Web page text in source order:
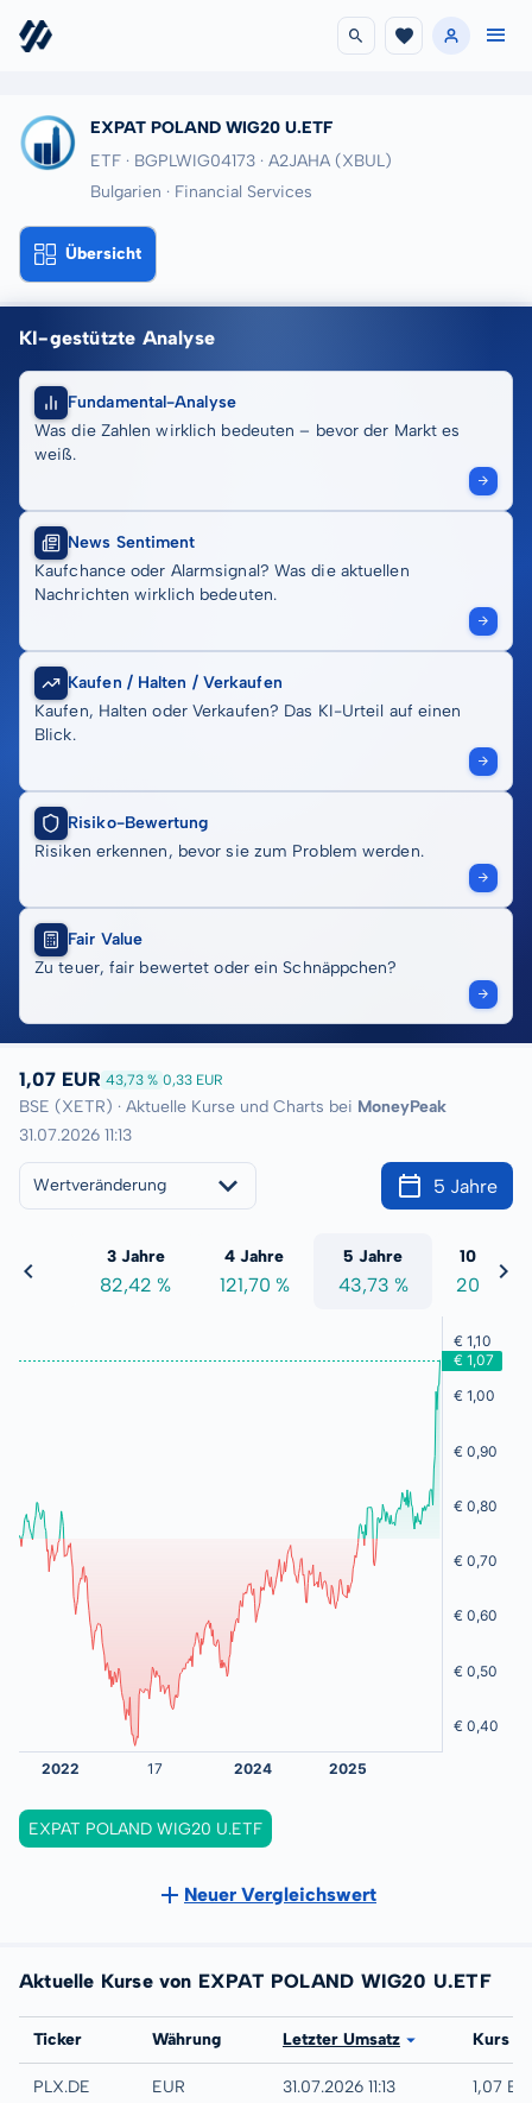
EXPAT POLAND WIG20 U.ETF
ETF · BGPLWIG04173 · A2JAHA (XBUL)
Bulgarien · Financial Services
Übersicht
KI-gestützte Analyse
Fundamental-Analyse
Was die Zahlen wirklich bedeuten – bevor der Markt es
weiß.
News Sentiment
Kaufchance oder Alarmsignal? Was die aktuellen
Nachrichten wirklich bedeuten.
Kaufen / Halten / Verkaufen
Kaufen, Halten oder Verkaufen? Das KI-Urteil auf einen
Blick.
Risiko-Bewertung
Risiken erkennen, bevor sie zum Problem werden.
Fair Value
Zu teuer, fair bewertet oder ein Schnäppchen?
1,07 EUR 43,73 % 0,33 EUR
BSE (XETR) · Aktuelle Kurse und Charts bei MoneyPeak
31.07.2026 11:13
Wertveränderung 5 Jahre
%
3 Jahre
82,42 %
4 Jahre
121,70 %
5 Jahre
43,73 %
10 Jahre
20,54 %
EXPAT POLAND WIG20 U.ETF
Neuer Vergleichswert
Aktuelle Kurse von EXPAT POLAND WIG20 U.ETF
Börse
Ticker Währung Letzter Umsatz Kurs
XETRA
PLX.DE EUR 31.07.2026 11:13 1,07